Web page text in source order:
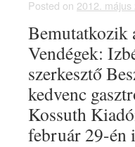
Posted on 2012. május
Bemutatkozik
Vendégek:
szerkesztő
kedvenc
Kossuth
február 29-